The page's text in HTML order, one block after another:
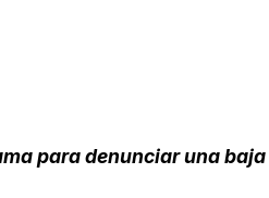
para denunciar una